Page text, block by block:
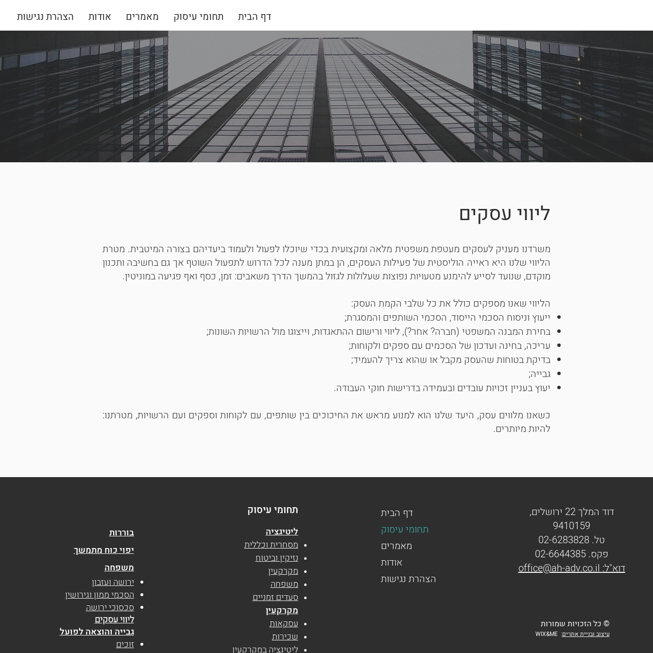
דף הבית תחומי עיסוק מאמרים אודות הצהרת נגישות
ליווי עסקים
משרדנו מעניק לעסקים מעטפת משפטית מלאה ומקצועית בכדי שיוכלו לפעול ולעמוד ביעדיהם בצורה המיטבית. מטרת
הליווי שלנו היא ראייה הוליסטית של פעילות העסקים, הן במתן מענה לכל הדרוש לתפעול השוטף אך גם בחשיבה ותכנון
מוקדם, שנועד לסייע להימנע מטעויות נפוצות שעלולות לגזול בהמשך הדרך משאבים: זמן, כסף ואף פגיעה במוניטין.
הליווי שאנו מספקים כולל את כל שלבי הקמת העסק:
ייעוץ וניסוח הסכמי הייסוד, הסכמי השותפים והמסגרת;
בחירת המבנה המשפטי (חברה? אחר?), ליווי ורישום ההתאגדות, וייצוגו מול הרשויות השונות;
עריכה, בחינה ועדכון של הסכמים עם ספקים ולקוחות;
בדיקת בטוחות שהעסק מקבל או שהוא צריך להעמיד;
גבייה;
יעוץ בעניין זכויות עובדים ובעמידה בדרישות חוקי העבודה.
כשאנו מלווים עסק, היעד שלנו הוא למנוע מראש את החיכוכים בין שותפים, עם לקוחות וספקים ועם הרשויות, מטרתנו:
להיות מיותרים.
בוררות
יפוי כוח מתמשך
משפחה
ירושה ועזבון
הסכמי ממון וגירושין
סכסוכי ירושה
ליווי עסקים
גבייה והוצאה לפועל
זוכים
תחומי עיסוק
ליטיגציה
מסחרית וכללית
נזיקין וביטוח
מקרקעין
משפחה
סעדים זמניים
מקרקעין
עסקאות
שכירות
ליטיגציה במקרקעין
דף הבית
תחומי עיסוק
מאמרים
אודות
הצהרת נגישות
דוד המלך 22 ירושלים,
9410159
טל. 02-6283828
פקס. 02-6644385
דוא"ל:office@ah-adv.co.il
© כל הזכויות שמורות
עיצוב ובניית אתרים: ​
WIX&ME